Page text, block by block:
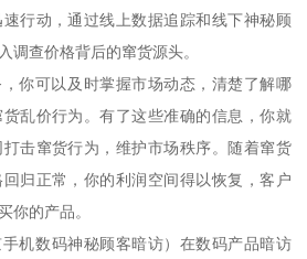
行动，通过线上数据追踪和线下神秘顾
调查价格背后的窜货源头。
你可以及时掌握市场动态，清楚了解哪
乱价行为。有了这些准确的信息，你就
击窜货行为，维护市场秩序。随着窜货
归正常，你的利润空间得以恢复，客户
你的产品。
手机数码神秘顾客暗访） 在数码产品暗访